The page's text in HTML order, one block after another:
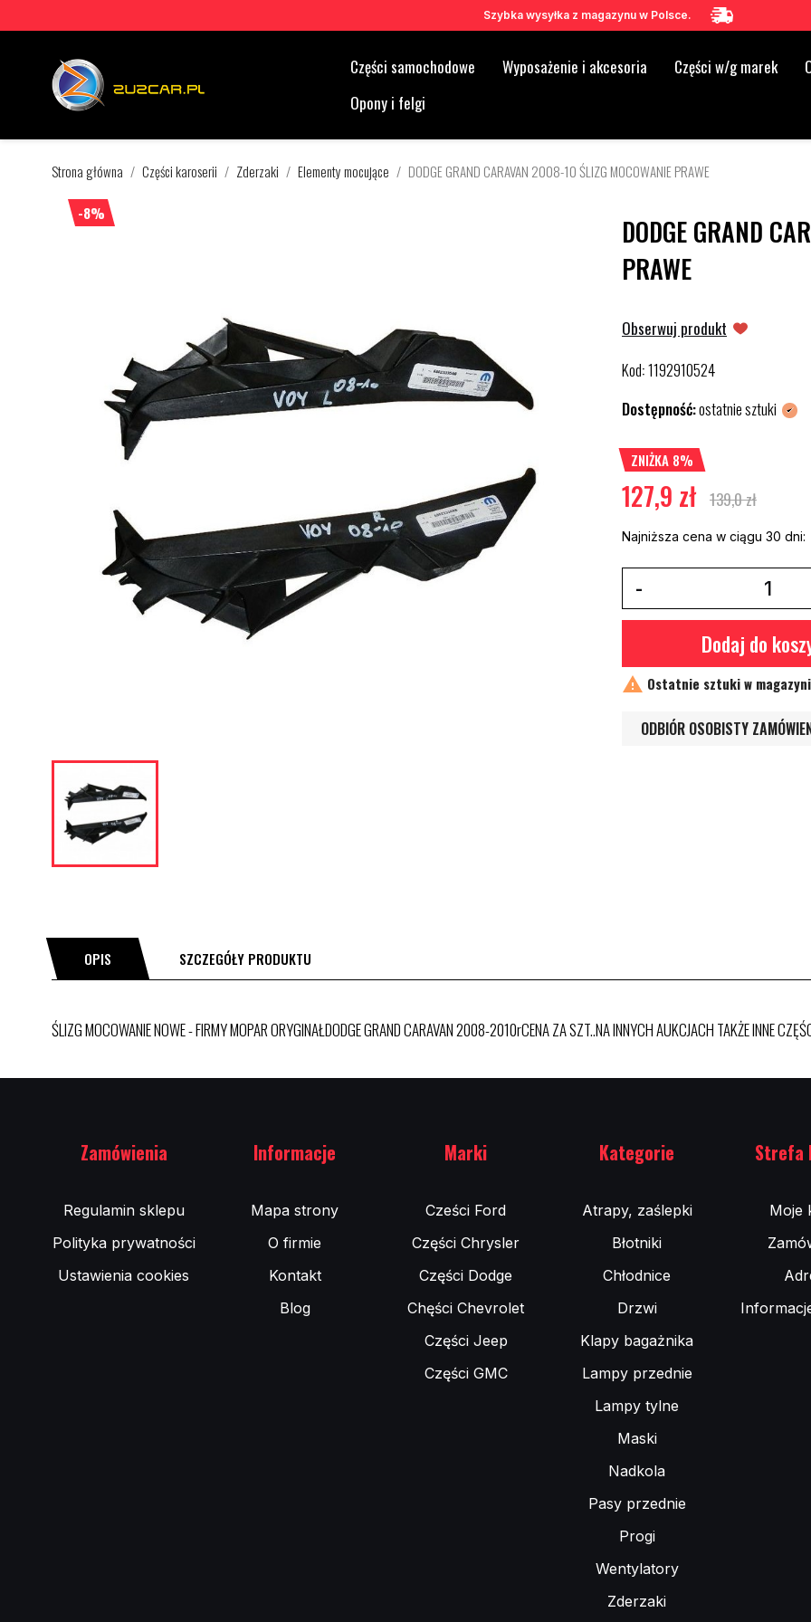
Szybka wysyłka z magazynu w Polsce.
Części samochodowe Wyposażenie i akcesoria Części w/g marek
Opony i felgi
Strona główna Części karoserii Zderzaki Elementy mocujące DODGE GRAND CARAVAN 2008-10 ŚLIZG MOCOWANIE PRAWE
-8%
DODGE GRAND
PRAWE
Obserwuj produkt
Kod:1192910524
Dostępność:ostatnie sztuki
ZNIŻKA 8%
127,9 zł 139,0 zł
Najniższa cena w ciągu 30 dni:
Dodaj do
 Ostatnie sztuki w
ODBIÓR OSOBISTY
OPIS SZCZEGÓŁY PRODUKTU
ŚLIZG MOCOWANIE NOWE - FIRMY MOPAR ORYGINAŁDODGE GRAND CARAVAN 2008-2010rCENA ZA SZT..NA INNYCH AUKCJACH TAKŻE INNE
Zamówienia
Regulamin sklepu
Polityka prywatności
Ustawienia cookies
Informacje
Mapa strony
O firmie
Kontakt
Blog
Marki
Cześci Ford
Części Chrysler
Części Dodge
Chęści Chevrolet
Części Jeep
Części GMC
Kategorie
Atrapy, zaślepki
Błotniki
Chłodnice
Drzwi
Klapy bagażnika
Lampy przednie
Lampy tylne
Maski
Nadkola
Pasy przednie
Progi
Wentylatory
Zderzaki
Strefa
Moje